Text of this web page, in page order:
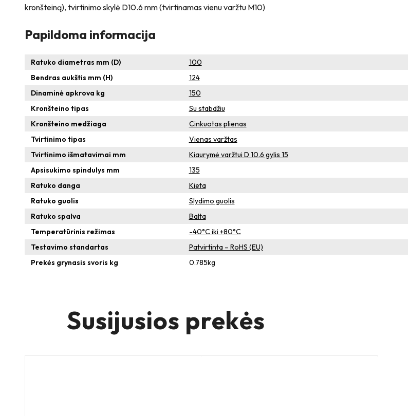
kronšteiną), tvirtinimo skylė D10.6 mm (tvirtinamas vienu varžtu M10)
Papildoma informacija
Ratuko diametras mm (D)
100
Bendras aukštis mm (H)
124
Dinaminė apkrova kg
150
Kronšteino tipas
Su stabdžiu
Kronšteino medžiaga
Cinkuotas plienas
Tvirtinimo tipas
Vienas varžtas
Tvirtinimo išmatavimai mm
Kiaurymė varžtui D 10.6 gylis 15
Apsisukimo spindulys mm
135
Ratuko danga
Kieta
Ratuko guolis
Slydimo guolis
Ratuko spalva
Balta
Temperatūrinis režimas
-40°C iki +80°C
Testavimo standartas
Patvirtinta – RoHS (EU)
Prekės grynasis svoris kg
0.785kg
Susijusios prekės